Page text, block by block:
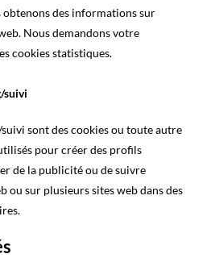
obtenons des informations sur
Nous demandons votre
cookies statistiques.
suivi
sont des cookies ou toute autre
pour créer des profils
de la publicité ou de suivre
ou sur plusieurs sites web dans des